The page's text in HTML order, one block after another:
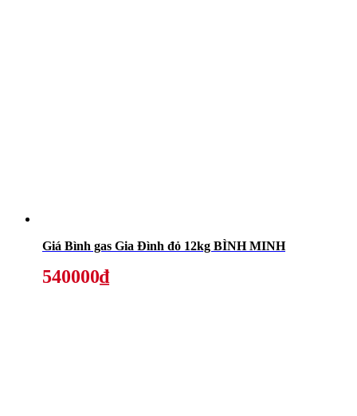
Giá Bình gas Gia Đình đỏ 12kg BÌNH MINH
540000₫